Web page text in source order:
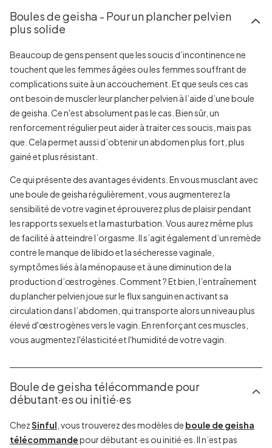
Boules de geisha - Pour un plancher pelvien
plus solide
Beaucoup de gens pensent que les soucis d’incontinence ne
touchent que les femmes âgées ou les femmes souffrant de
complications suite à un accouchement. Et que seuls ces cas
ont besoin de muscler leur plancher pelvien à l’aide d’une boule
de geisha. Ce n'est absolument pas le cas. Bien sûr, un
renforcement régulier peut aider à traiter ces soucis, mais pas
que. Cela permet aussi d’obtenir un abdomen plus fort, plus
gainé et plus résistant.
Ce qui présente des avantages évidents. En vous musclant avec
une boule de geisha régulièrement, vous augmenterez la
sensibilité de votre vagin et éprouverez plus de plaisir pendant
les rapports sexuels et la masturbation. Vous aurez même plus
de facilité à atteindre l’orgasme. Il s’agit également d’un remède
contre le manque de libido et la sécheresse vaginale,
symptômes liés à la ménopause et à une diminution de la
production d’œstrogènes. Comment ? Et bien, l’entraînement
du plancher pelvien joue sur le flux sanguin en activant sa
circulation dans l’abdomen, qui transporte alors un niveau plus
élevé d'œstrogènes vers le vagin. En renforçant ces muscles,
vous augmentez l'élasticité et l'humidité de votre vagin.
Boule de geisha télécommande pour
débutant·es ou initié·es
ChezSinful , vous trouverez des modèles de boule de geisha
télécommandepour débutant·es ou initié·es. Il n’est pas